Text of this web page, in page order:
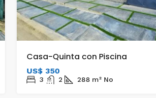
Casa-Quinta con Piscina
US$ 350
3 2 288 m² No